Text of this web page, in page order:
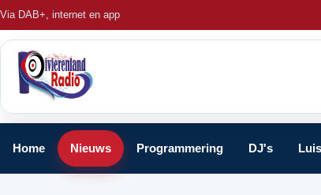
Via DAB+, internet en app
Home Nieuws Programmering DJ's